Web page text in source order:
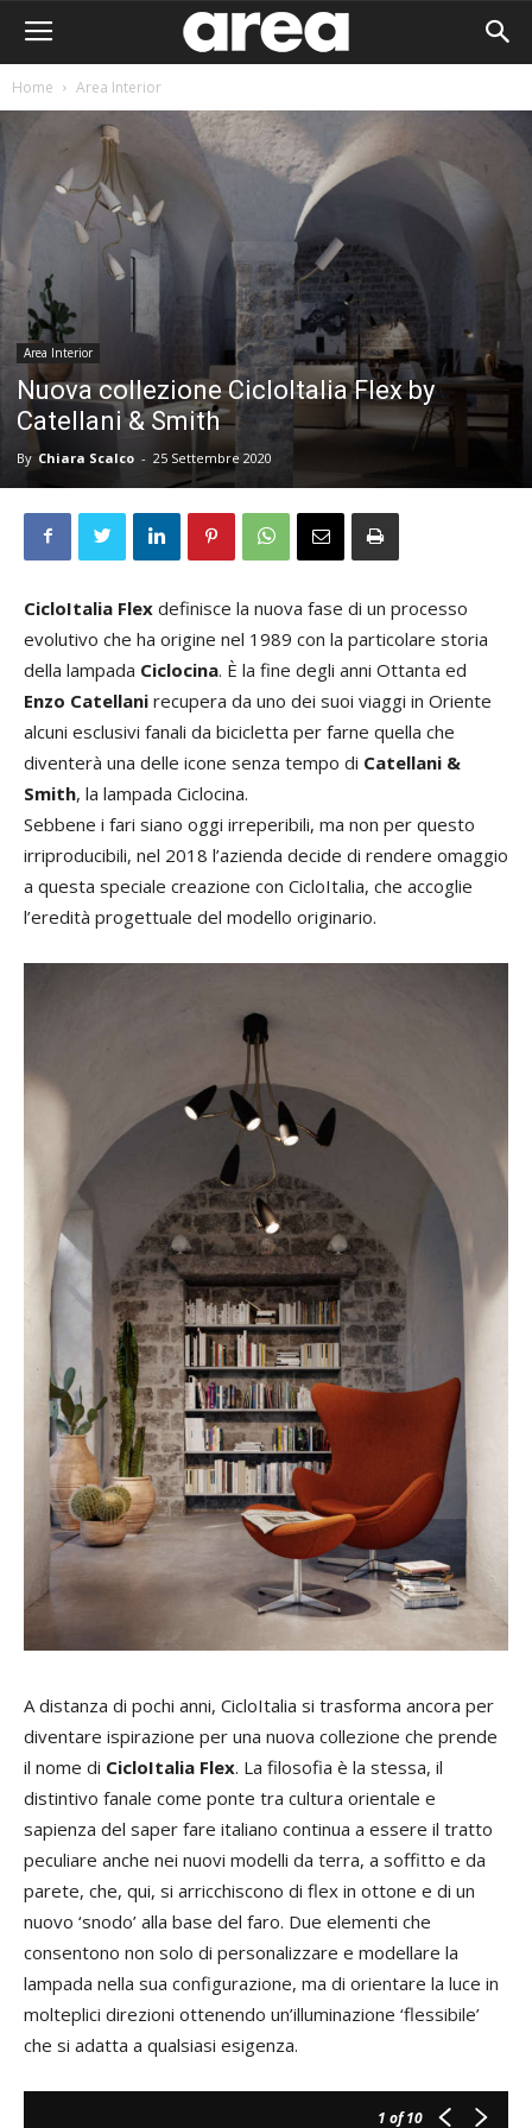
Area
Home Area Interior
Area Interior
Nuova collezione CicloItalia Flex by
Catellani & Smith
By Chiara Scalco - 25 Settembre 2020
CicloItalia Flex definisce la nuova fase di un processo
evolutivo che ha origine nel 1989 con la particolare storia
della lampada Ciclocina. È la fine degli anni Ottanta ed
Enzo Catellani recupera da uno dei suoi viaggi in Oriente
alcuni esclusivi fanali da bicicletta per farne quella che
diventerà una delle icone senza tempo di Catellani &
Smith, la lampada Ciclocina.
Sebbene i fari siano oggi irreperibili, ma non per questo
irriproducibili, nel 2018 l’azienda decide di rendere omaggio
a questa speciale creazione con CicloItalia, che accoglie
l’eredità progettuale del modello originario.
A distanza di pochi anni, CicloItalia si trasforma ancora per
diventare ispirazione per una nuova collezione che prende
il nome di CicloItalia Flex. La filosofia è la stessa, il
distintivo fanale come ponte tra cultura orientale e
sapienza del saper fare italiano continua a essere il tratto
peculiare anche nei nuovi modelli da terra, a soffitto e da
parete, che, qui, si arricchiscono di flex in ottone e di un
nuovo ‘snodo’ alla base del faro. Due elementi che
consentono non solo di personalizzare e modellare la
lampada nella sua configurazione, ma di orientare la luce in
molteplici direzioni ottenendo un’illuminazione ‘flessibile’
che si adatta a qualsiasi esigenza.
1 of 10